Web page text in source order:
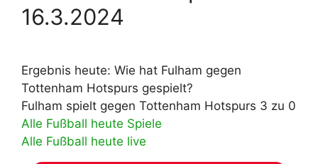
16.3.2024
Ergebnis heute: Wie hat Fulham gegen
Tottenham Hotspurs gespielt?
Fulham spielt gegen Tottenham Hotspurs 3 zu 0
Alle Fußball heute Spiele
Alle Fußball heute live